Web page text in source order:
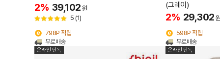
2% 39,102원
5 (1)
798P 적립
무료배송
(그레이)
2% 29,302
598P 적립
무료배송
온라인 단독 온라인 단독